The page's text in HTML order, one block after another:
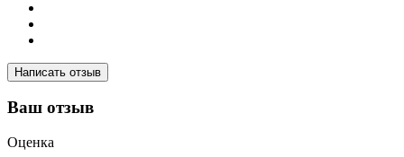
Написать отзыв
Ваш отзыв
Оценка